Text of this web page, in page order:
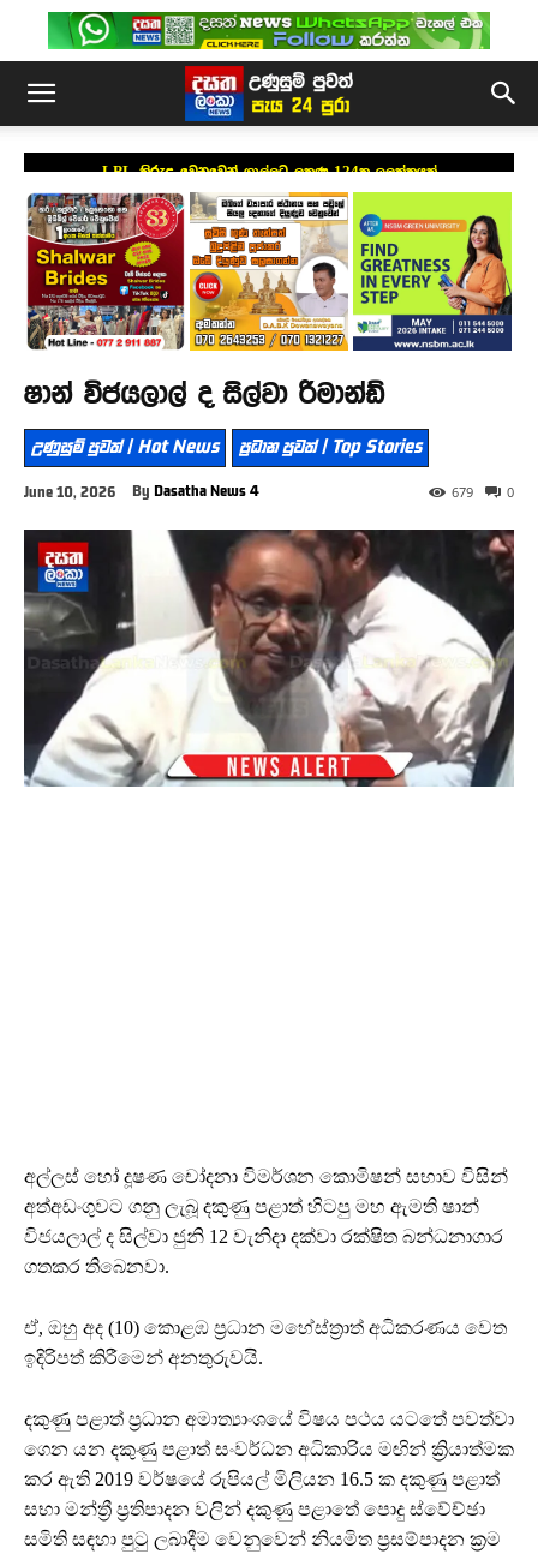
LPL කිරුළ වෙනුවෙන් ගාල්ලට ලකුණු 124ක ඉලක්කයක්
ෂාන් විජයලාල් ද සිල්වා රිමාන්ඩ්
උණුසුම් පුවත් | Hot News ප්‍රධාන පුවත් | Top Stories
June 10, 2026 By Dasatha News 4 0
679
අල්ලස් හෝ දූෂණ චෝදනා විමර්ශන කොමිෂන් සභාව විසින්
අත්අඩංගුවට ගනු ලැබූ දකුණු පළාත් හිටපු මහ ඇමති ෂාන්
විජයලාල් ද සිල්වා ජුනි 12 වැනිදා දක්වා රක්ෂිත බන්ධනාගාර
ගතකර තිබෙනවා.
ඒ, ඔහු අද (10) කොළඹ ප්‍රධාන මහේස්ත්‍රාත් අධිකරණය වෙත
ඉදිරිපත් කිරීමෙන් අනතුරුවයි.
දකුණු පළාත් ප්‍රධාන අමාත්‍යාංශයේ විෂය පථය යටතේ පවත්වා
ගෙන යන දකුණු පළාත් සංවර්ධන අධිකාරිය මඟින් ක්‍රියාත්මක
කර ඇති 2019 වර්ෂයේ රුපියල් මිලියන 16.5 ක දකුණු පළාත්
සභා මන්ත්‍රී ප්‍රතිපාදන වලින් දකුණු පළාතේ පොදු ස්වේච්ඡා
සමිති සඳහා පුටු ලබාදීම වෙනුවෙන් නියමිත ප්‍රසම්පාදන ක්‍රම